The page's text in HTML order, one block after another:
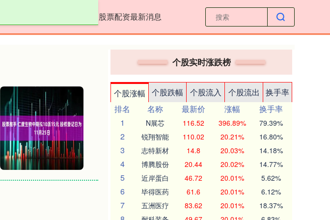
股票配资最新消息
个股实时涨跌榜
个股涨幅 个股跌幅 个股流入 个股流出
换手率
排名
名称 最新价 涨幅
换手率
1
N展芯 116.52 396.89% 79.39%
2 锐翔智能 110.02 20.21% 16.80%
3 志特新材 14.8 20.03% 14.18%
4 博腾股份 20.44 20.02% 14.77%
5 近岸蛋白 46.72 20.01% 5.62%
6 毕得医药 61.6 20.01% 6.12%
7 五洲医疗 83.62 20.01% 18.37%